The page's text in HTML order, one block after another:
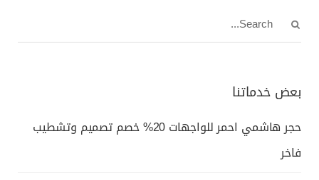
بعض خدماتنا
حجر هاشمي احمر للواجهات 20% خصم تصميم وتشطيب
فاخر